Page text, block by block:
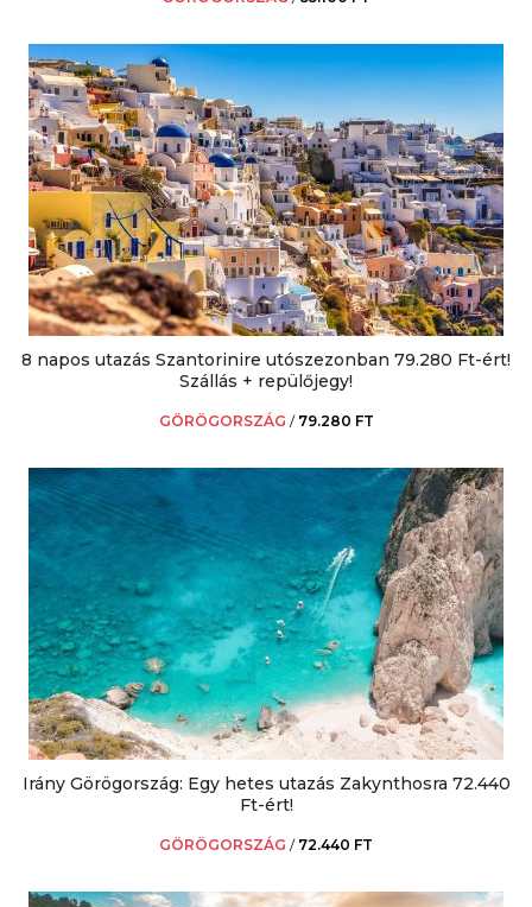
8 napos utazás Szantorinire utószezonban 79.280 Ft-ért!
Szállás + repülőjegy!
GÖRÖGORSZÁG / 79.280 FT
Irány Görögország: Egy hetes utazás Zakynthosra 72.440
Ft-ért!
GÖRÖGORSZÁG / 72.440 FT